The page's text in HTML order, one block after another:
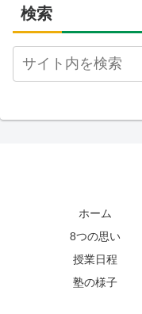
検索
ホーム
8つの思い
授業日程
塾の様子